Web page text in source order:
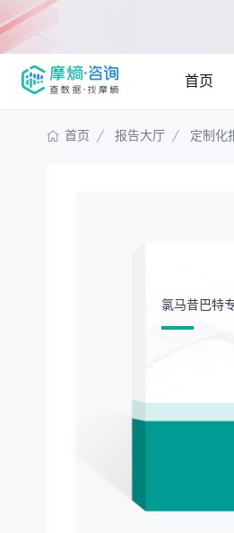
首页
首页 报告大厅 定制化
氯马昔巴特